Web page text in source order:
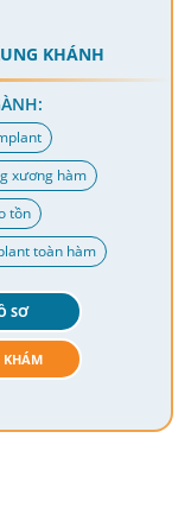
KHÁNH
xương hàm
tồn
toàn hàm
SƠ
KHÁM